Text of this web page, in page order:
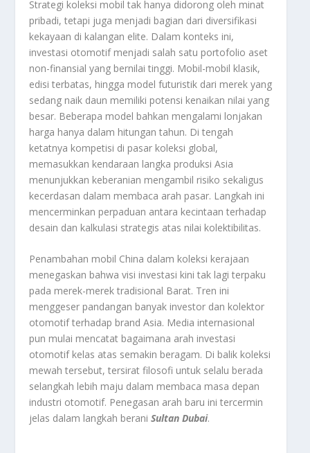
Strategi koleksi mobil tak hanya didorong oleh minat
pribadi, tetapi juga menjadi bagian dari diversifikasi
kekayaan di kalangan elite. Dalam konteks ini,
investasi otomotif menjadi salah satu portofolio aset
non-finansial yang bernilai tinggi. Mobil-mobil klasik,
edisi terbatas, hingga model futuristik dari merek yang
sedang naik daun memiliki potensi kenaikan nilai yang
besar. Beberapa model bahkan mengalami lonjakan
harga hanya dalam hitungan tahun. Di tengah
ketatnya kompetisi di pasar koleksi global,
memasukkan kendaraan langka produksi Asia
menunjukkan keberanian mengambil risiko sekaligus
kecerdasan dalam membaca arah pasar. Langkah ini
mencerminkan perpaduan antara kecintaan terhadap
desain dan kalkulasi strategis atas nilai kolektibilitas.
Penambahan mobil China dalam koleksi kerajaan
menegaskan bahwa visi investasi kini tak lagi terpaku
pada merek-merek tradisional Barat. Tren ini
menggeser pandangan banyak investor dan kolektor
otomotif terhadap brand Asia. Media internasional
pun mulai mencatat bagaimana arah investasi
otomotif kelas atas semakin beragam. Di balik koleksi
mewah tersebut, tersirat filosofi untuk selalu berada
selangkah lebih maju dalam membaca masa depan
industri otomotif. Penegasan arah baru ini tercermin
jelas dalam langkah beraniSultan Dubai.